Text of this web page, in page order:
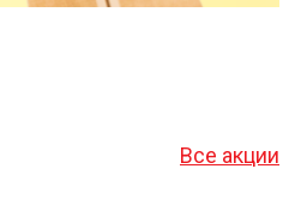
Все акции